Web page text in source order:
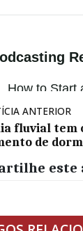
ANTERIOR
fluvial tem
de
este